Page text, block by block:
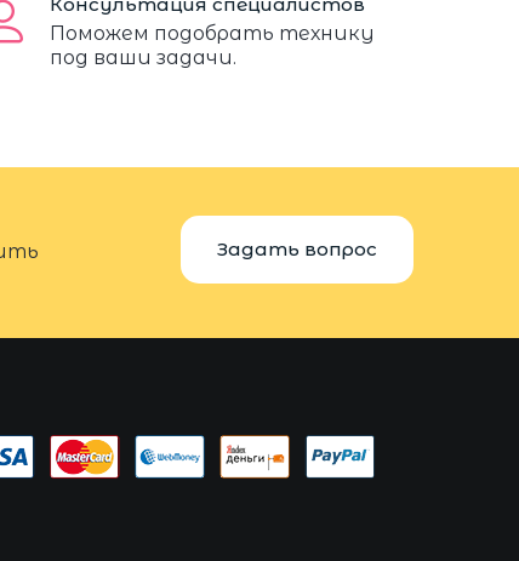
Поможем подобрать технику
под ваши задачи.
Задать вопрос